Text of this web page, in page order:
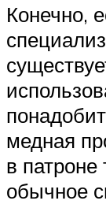
Конечно,
медная
в
обычное